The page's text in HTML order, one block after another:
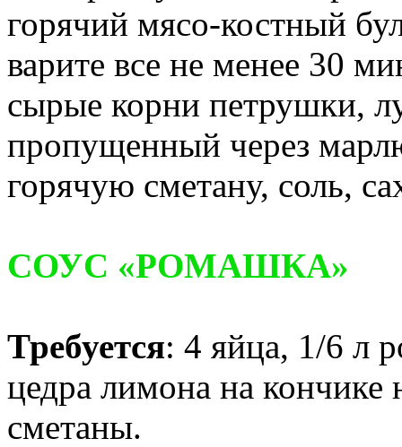
горячий мясо-костный
варите все не менее 30
сырые корни петрушки,
пропущенный через
горячую сметану, соль,
СОУС «РОМАШКА»
Требуется: 4 яйца, 1/6 л
цедра лимона на
сметаны.